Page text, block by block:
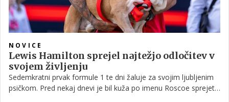
NOVICE
Lewis Hamilton sprejel najtežjo odločitev v
svojem življenju
Sedemkratni prvak formule 1 te dni žaluje za svojim ljubljenim
psičkom. Pred nekaj dnevi je bil kuža po imenu Roscoe sprejet v